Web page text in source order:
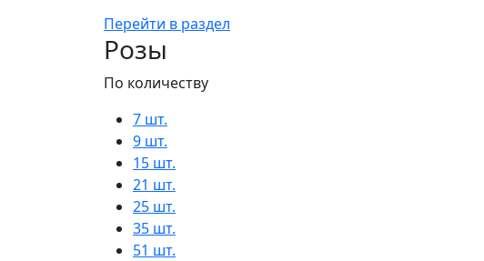
Перейти в раздел
Розы
По количеству
7 шт.
9 шт.
15 шт.
21 шт.
25 шт.
35 шт.
51 шт.